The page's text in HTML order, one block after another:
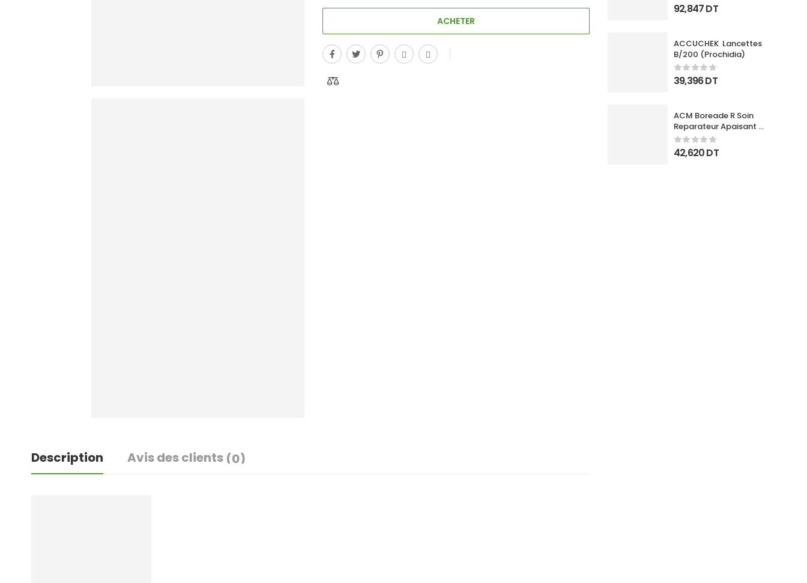
92,847DT
ACCUCHEK  Lancettes
B/200 (Prochidia)
39,396DT
ACM Boreade R Soin
Reparateur Apaisant
40Ml
42,620DT
ACHETER
Description Avis des clients (0)